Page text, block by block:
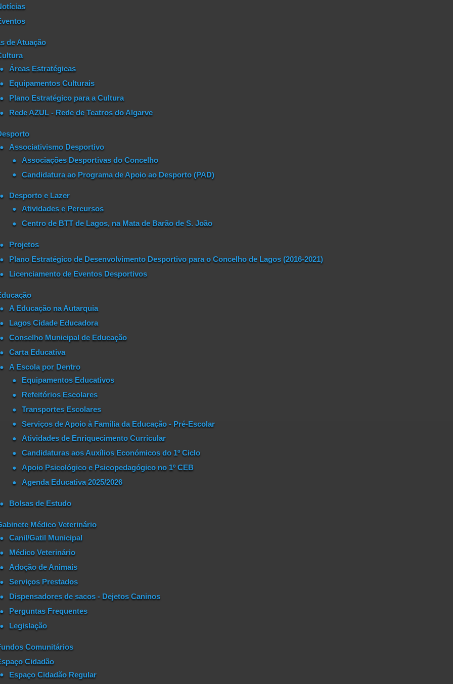
de Atuação
Áreas Estratégicas
Equipamentos Culturais
Plano Estratégico para a Cultura
Rede AZUL - Rede de Teatros do Algarve
Associativismo Desportivo
Associações Desportivas do Concelho
Candidatura ao Programa de Apoio ao Desporto (PAD)
Desporto e Lazer
Atividades e Percursos
Centro de BTT de Lagos, na Mata de Barão de S. João
Projetos
Plano Estratégico de Desenvolvimento Desportivo para o Concelho de Lagos (2016-2021)
Licenciamento de Eventos Desportivos
A Educação na Autarquia
Lagos Cidade Educadora
Conselho Municipal de Educação
Carta Educativa
A Escola por Dentro
Equipamentos Educativos
Refeitórios Escolares
Transportes Escolares
Serviços de Apoio à Família da Educação - Pré-Escolar
Atividades de Enriquecimento Curricular
Candidaturas aos Auxílios Económicos do 1º Ciclo
Apoio Psicológico e Psicopedagógico no 1º CEB
Agenda Educativa 2025/2026
Bolsas de Estudo
Médico Veterinário
Canil/Gatil Municipal
Médico Veterinário
Adoção de Animais
Serviços Prestados
Dispensadores de sacos - Dejetos Caninos
Perguntas Frequentes
Legislação
Comunitários
Cidadão
Espaço Cidadão Regular